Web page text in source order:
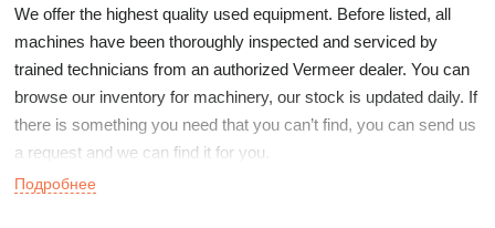
We offer the highest quality used equipment. Before listed, all
machines have been thoroughly inspected and serviced by
trained technicians from an authorized Vermeer dealer. You can
browse our inventory for machinery, our stock is updated daily. If
there is something you need that you can’t find, you can send us
a request and we can find it for you.
Подробнее